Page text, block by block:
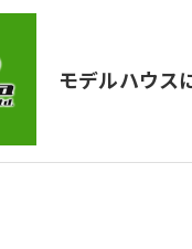
モデルハウス